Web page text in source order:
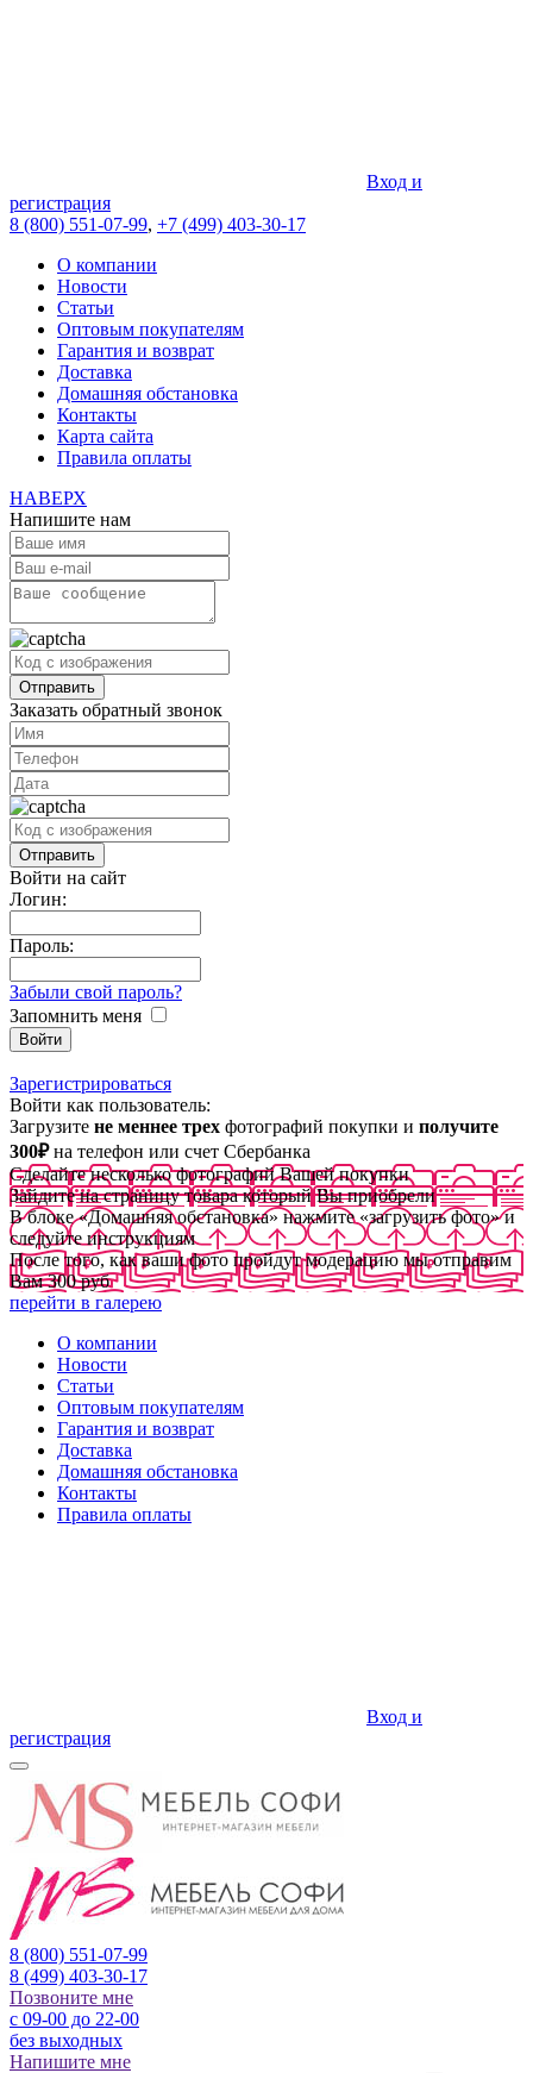
Вход и
регистрация
8 (800) 551-07-99, +7 (499) 403-30-17
О компании
Новости
Статьи
Оптовым покупателям
Гарантия и возврат
Доставка
Домашняя обстановка
Контакты
Карта сайта
Правила оплаты
НАВЕРХ
Напишите нам
Заказать обратный звонок
Войти на сайт
Логин:
Пароль:
Забыли свой пароль?
Запомнить меня
Зарегистрироваться
Войти как пользователь:
Загрузите не меннее трех фотографий покупки и получите
300₽на телефон или счет Сбербанка
Сделайте несколько фотографий Вашей покупки
Зайдите на страницу товара который Вы приобрели
В блоке «Домашняя обстановка» нажмите «загрузить фото» и
следуйте инструкциям
После того, как ваши фото пройдут модерацию мы отправим
Вам 300 руб
перейти в галерею
О компании
Новости
Статьи
Оптовым покупателям
Гарантия и возврат
Доставка
Домашняя обстановка
Контакты
Правила оплаты
Вход и
регистрация
8 (800) 551-07-99
8 (499) 403-30-17
Позвоните мне
с 09-00 до 22-00
без выходных
Напишите мне